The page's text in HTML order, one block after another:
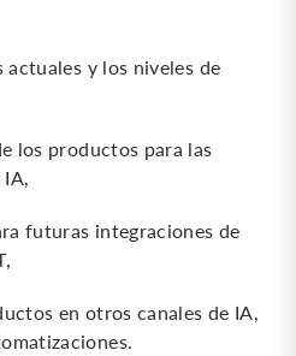
y los niveles de
los productos para las
futuras integraciones de
en otros canales de IA,